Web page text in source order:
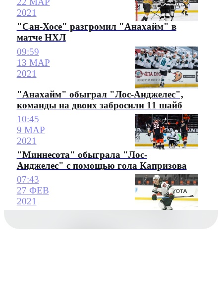
2021
"Сан-Хосе" разгромил "Анахайм" в
матче НХЛ
09:59
13 МАР
2021
"Анахайм" обыграл "Лос-Анджелес",
команды на двоих забросили 11 шайб
10:45
9 МАР
2021
"Миннесота" обыграла "Лос-
Анджелес" с помощью гола Капризова
07:43
27 ФЕВ
2021